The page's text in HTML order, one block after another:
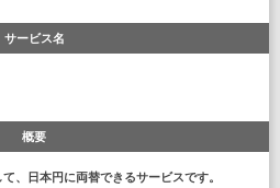
サービス名
概要
、日本円に両替できるサービスです。